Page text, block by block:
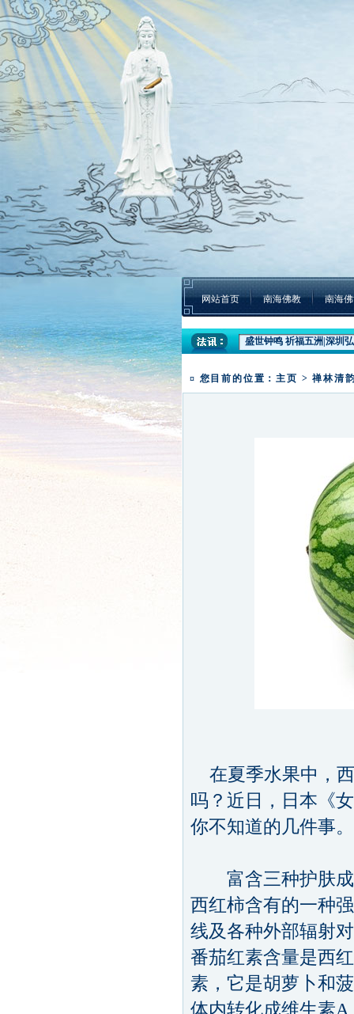
网站首页 南海佛教 南海
盛世钟鸣 祈福五洲|深圳
本焕学院2024年招生通告
¤ 您目前的位置：主页 >禅林清
在夏季水果中，
吗？近日，日本《
你不知道的几件事。
富含三种护肤成
西红柿含有的一种
线及各种外部辐射
番茄红素含量是西
素，它是胡萝卜和
体内转化成维生素